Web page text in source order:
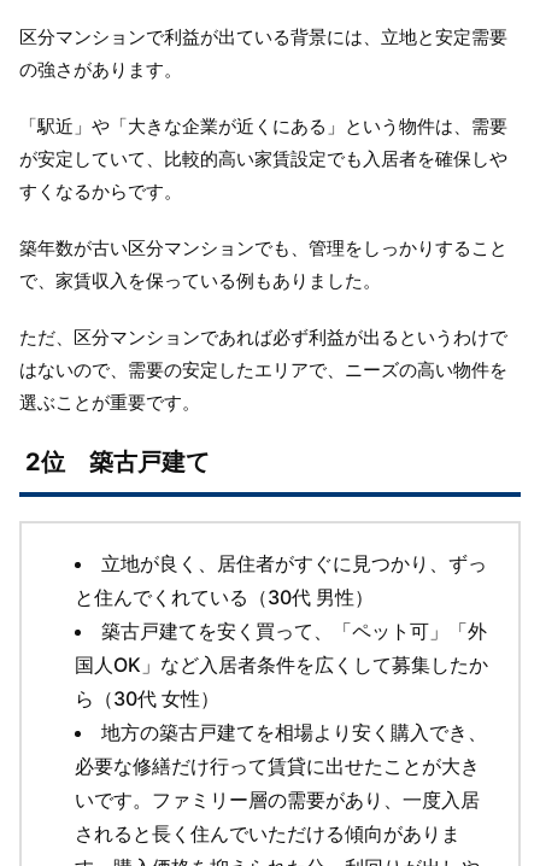
区分マンションで利益が出ている背景には、立地と安定需要
の強さがあります。
「駅近」や「大きな企業が近くにある」という物件は、需要
が安定していて、比較的高い家賃設定でも入居者を確保しや
すくなるからです。
築年数が古い区分マンションでも、管理をしっかりすること
で、家賃収入を保っている例もありました。
ただ、区分マンションであれば必ず利益が出るというわけで
はないので、需要の安定したエリアで、ニーズの高い物件を
選ぶことが重要です。
2位 築古戸建て
立地が良く、居住者がすぐに見つかり、ずっ
と住んでくれている（30代 男性）
築古戸建てを安く買って、「ペット可」「外
国人OK」など入居者条件を広くして募集したか
ら（30代 女性）
地方の築古戸建てを相場より安く購入でき、
必要な修繕だけ行って賃貸に出せたことが大き
いです。ファミリー層の需要があり、一度入居
されると長く住んでいただける傾向がありま